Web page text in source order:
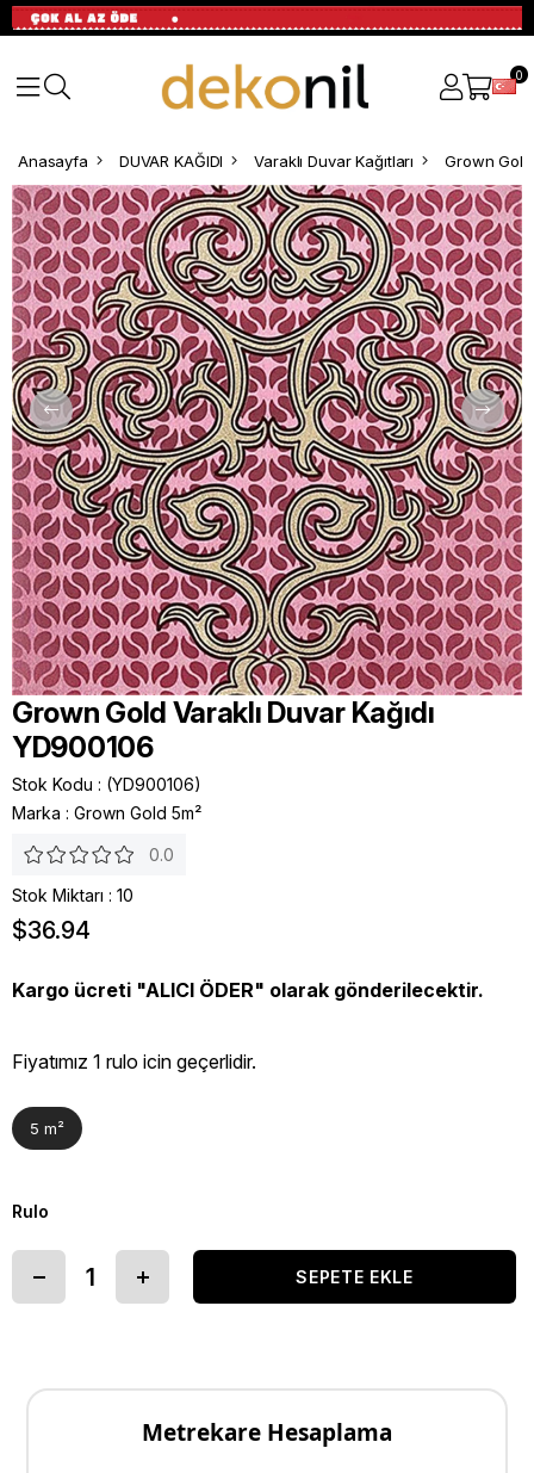
0
Anasayfa DUVAR KAĞIDI Varaklı Duvar Kağıtları Grown Gold
Grown Gold Varaklı Duvar Kağıdı
YD900106
Stok Kodu
(YD900106)
Marka : Grown Gold 5m²
0.0
Stok Miktarı : 10
$36.94
Kargo ücreti "ALICI ÖDER" olarak gönderilecektir.
Fiyatımız 1 rulo icin geçerlidir.
5 m²
Rulo
Metrekare Hesaplama